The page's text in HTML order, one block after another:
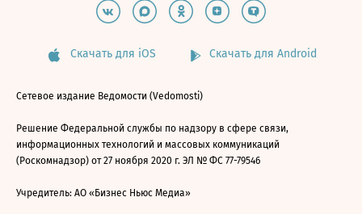
Скачать для iOS Скачать для Android
Сетевое издание Ведомости (Vedomosti)
Решение Федеральной службы по надзору в сфере связи,
информационных технологий и массовых коммуникаций
(Роскомнадзор) от 27 ноября 2020 г. ЭЛ № ФС 77-79546
Учредитель: АО «Бизнес Ньюс Медиа»